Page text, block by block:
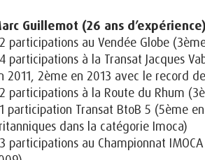
Guillemot (26 ans d’expérience)
participations au Vendée Globe
participations à la Transat Jacques
2011, 2ème en 2013 avec le record
participations à la Route du Rhum
participation Transat BtoB 5 (5ème
dans la catégorie Imoca)
participations au Championnat